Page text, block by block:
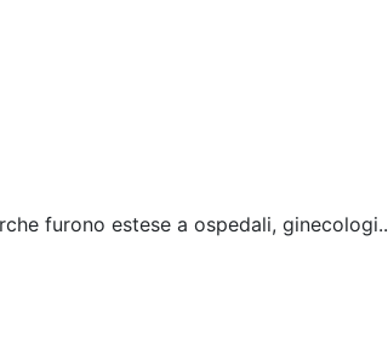
furono estese a ospedali, ginecologi..